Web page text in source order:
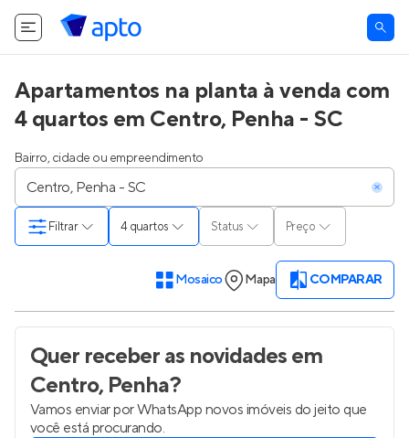
Apartamentos na planta à venda com
4 quartos em Centro, Penha - SC
Bairro, cidade ou empreendimento
4 quartos Status Preço
Filtrar
Mosaico Mapa COMPARAR
Quer receber as novidadesem
Centro, Penha?
Vamos enviar por WhatsApp novos imóveis do jeito que
você está procurando.